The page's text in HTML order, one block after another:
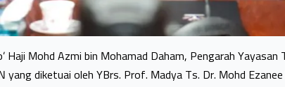
Haji Mohd Azmi bin Mohamad Daham, Pengarah Yayasan
yang diketuai oleh YBrs. Prof. Madya Ts. Dr. Mohd